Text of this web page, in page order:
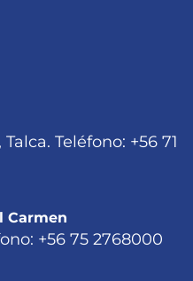
Teléfono: +56 71
Carmen
+56 75 2768000